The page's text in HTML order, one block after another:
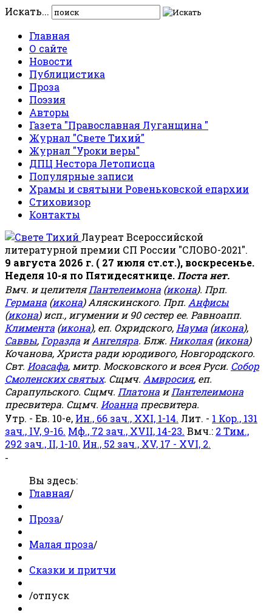
Искать...
Главная
О сайте
Новости
Публицистика
Проза
Поэзия
Авторы
Газета "Православная Луганщина "
Журнал "Свете Тихий"
Журнал "Уроки веры"
ДПЦ Нестора Летописца
Популярные записи
Храмы и святыни Ровеньковской епархии
Стиховизор
Контакты
Лауреат Всероссийской
литературной премии СП России "СЛОВО-2021".
9 августа 2026 г. ( 27 июля ст.ст.), воскресенье.
Неделя 10-я по Пятидесятнице. Поста нет.
Вмч. и целителяПантелеимона (икона). Прп.
Германа (икона) Аляскинского. Прп. Анфисы
(икона) исп., игумении и 90 сестер ее. Равноапп.
Климента (икона), еп. Охридского, Наума (икона),
Саввы, Горазда иАнгеляра. Блж. Николая(икона)
Кочанова, Христа ради юродивого, Новгородского.
Свт. Иоасафа, митр. Московского и всея Руси. Собор
Смоленских святых. Сщмч. Амвросия, еп.
Сарапульского. Сщмч. Платона иПантелеимона
пресвитера. Сщмч. Иоанна пресвитера.
Утр. - Ев. 10-е, Ин., 66 зач., XXI, 1-14. Лит. - 1 Кор., 131
зач., IV, 9-16. Мф., 72 зач., XVII, 14-23. Вмч.: 2 Тим.,
292 зач., II, 1-10. Ин., 52 зач., XV, 17 - XVI, 2.
-
Вы здесь:
Главная/
Проза/
Малая проза/
Сказки и притчи
/отпуск